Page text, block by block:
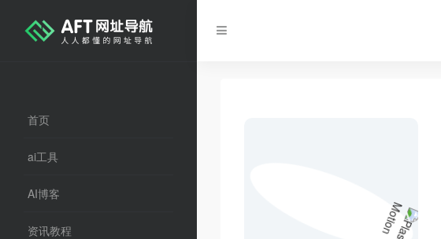
首页
ai工具
AI博客
资讯教程